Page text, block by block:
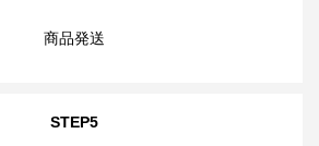
商品発送
STEP5